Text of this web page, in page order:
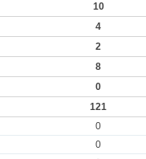
10
4
2
8
0
121
0
0